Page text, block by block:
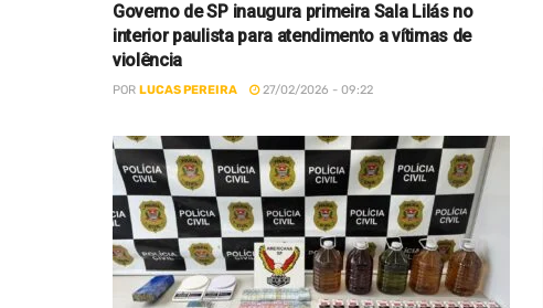
Governo de SP inaugura primeira Sala Lilás no
interior paulista para atendimento a vítimas de
violência
POR LUCAS PEREIRA 27/02/2026 - 09:22